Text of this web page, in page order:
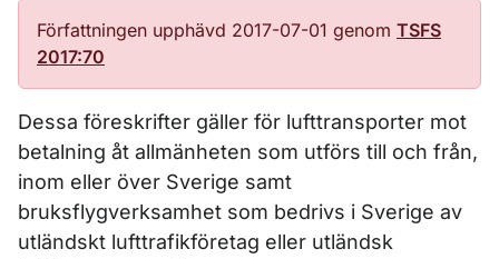
Författningen upphävd 2017-07-01 genom TSFS
2017:70
Dessa föreskrifter gäller för lufttransporter mot
betalning åt allmänheten som utförs till och från,
inom eller över Sverige samt
bruksflygverksamhet som bedrivs i Sverige av
utländskt lufttrafikföretag eller utländsk